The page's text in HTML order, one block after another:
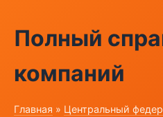
Полный
компаний
Главная » Центральный